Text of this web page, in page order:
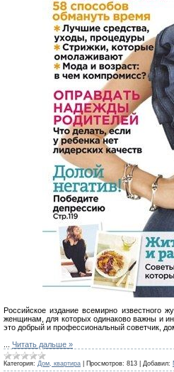
Российское издание всемирно известного
женщинам, для которых одинаково важны и
это добрый и профессиональный советчик,
Читать дальше »
Категория: Дом, квартира Просмотров: 813 Добавил: